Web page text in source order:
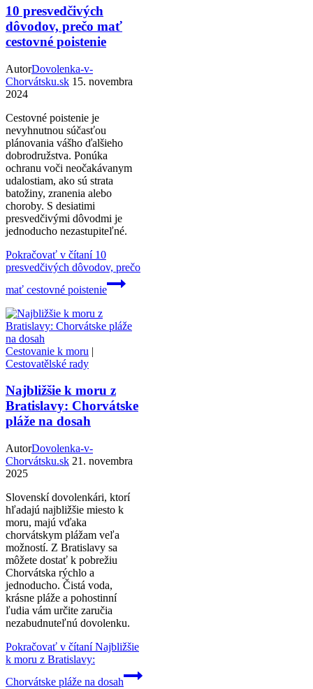
10 presvedčivých
dôvodov, prečo mať
cestovné poistenie
AutorDovolenka-v-
Chorvátsku.sk 15. novembra
2024
Cestovné poistenie je
nevyhnutnou súčasťou
plánovania vášho ďalšieho
dobrodružstva. Ponúka
ochranu voči neočakávanym
udalostiam, ako sú strata
batožiny, zranenia alebo
choroby. S desiatimi
presvedčivými dôvodmi je
jednoducho nezastupiteľné.
Pokračovať v čítaní10
presvedčivých dôvodov, prečo
mať cestovné poistenie
Cestovanie k moru |
Cestovatělské rady
Najbližšie k moru z
Bratislavy: Chorvátske
pláže na dosah
AutorDovolenka-v-
Chorvátsku.sk 21. novembra
2025
Slovenskí dovolenkári, ktorí
hľadajú najbližšie miesto k
moru, majú vďaka
chorvátskym plážam veľa
možností. Z Bratislavy sa
môžete dostať k pobrežiu
Chorvátska rýchlo a
jednoducho. Čistá voda,
krásne pláže a pohostinní
ľudia vám určite zaručia
nezabudnuteľnú dovolenku.
Pokračovať v čítaníNajbližšie
k moru z Bratislavy:
Chorvátske pláže na dosah